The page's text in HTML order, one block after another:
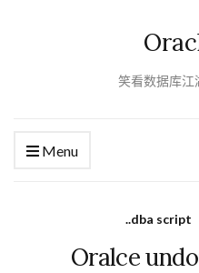
笑看数据库
Menu
..dba script
Oralce